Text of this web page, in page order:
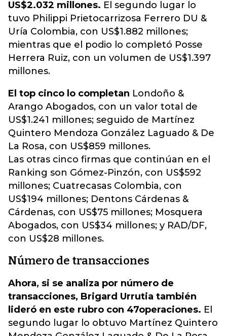
US$2.032 millones. El segundo lugar lo
tuvo Philippi Prietocarrizosa Ferrero DU &
Uría Colombia, con US$1.882 millones;
mientras que el podio lo completó Posse
Herrera Ruiz, con un volumen de US$1.397
millones.
El top cinco lo completan Londoño &
Arango Abogados, con un valor total de
US$1.241 millones; seguido de Martínez
Quintero Mendoza González Laguado & De
La Rosa, con US$859 millones.
Las otras cinco firmas que continúan en el
Ranking son Gómez-Pinzón, con US$592
millones; Cuatrecasas Colombia, con
US$194 millones; Dentons Cárdenas &
Cárdenas, con US$75 millones; Mosquera
Abogados, con US$34 millones; y RAD/DF,
con US$28 millones.
Número de transacciones
Ahora, si se analiza por número de
transacciones, Brigard Urrutia también
lideró en este rubro con 47operaciones. El
segundo lugar lo obtuvo Martínez Quintero